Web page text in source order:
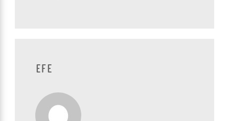
EFE